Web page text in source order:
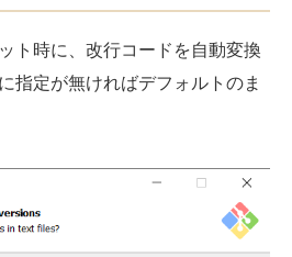
ト時に、改行コードを自動変換
指定が無ければデフォルトのま